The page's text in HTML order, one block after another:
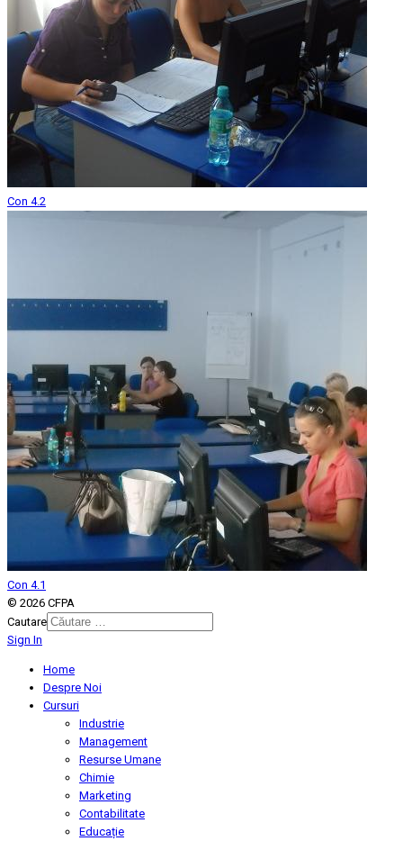
Con 4.2
Con 4.1
© 2026 CFPA
Cautare
Sign In
Home
Despre Noi
Cursuri
Industrie
Management
Resurse Umane
Chimie
Marketing
Contabilitate
Educație